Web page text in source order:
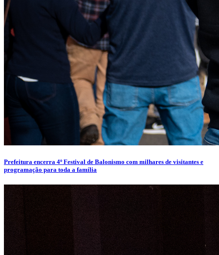
Prefeitura encerra 4º Festival de Balonismo com milhares de visitantes e
programação para toda a família